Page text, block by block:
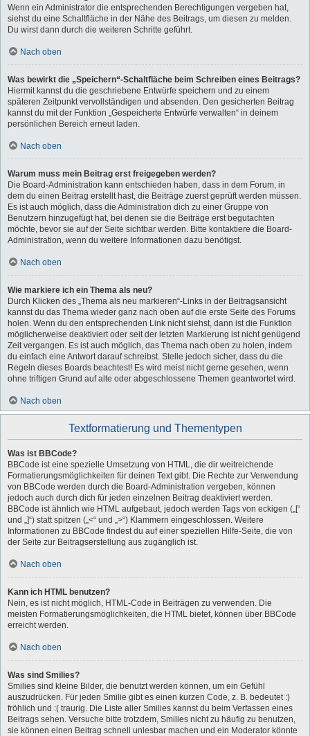
Wenn ein Administrator die entsprechenden Berechtigungen vergeben hat,
siehst du eine Schaltfläche in der Nähe des Beitrags, um diesen zu melden.
Du wirst dann durch die weiteren Schritte geführt.
Nach oben
Was bewirkt die „Speichern“-Schaltfläche beim Schreiben eines Beitrags?
Hiermit kannst du die geschriebene Entwürfe speichern und zu einem
späteren Zeitpunkt vervollständigen und absenden. Den gesicherten Beitrag
kannst du mit der Funktion „Gespeicherte Entwürfe verwalten“ in deinem
persönlichen Bereich erneut laden.
Nach oben
Warum muss mein Beitrag erst freigegeben werden?
Die Board-Administration kann entschieden haben, dass in dem Forum, in
dem du einen Beitrag erstellt hast, die Beiträge zuerst geprüft werden müssen.
Es ist auch möglich, dass die Administration dich zu einer Gruppe von
Benutzern hinzugefügt hat, bei denen sie die Beiträge erst begutachten
möchte, bevor sie auf der Seite sichtbar werden. Bitte kontaktiere die Board-
Administration, wenn du weitere Informationen dazu benötigst.
Nach oben
Wie markiere ich ein Thema als neu?
Durch Klicken des „Thema als neu markieren“-Links in der Beitragsansicht
kannst du das Thema wieder ganz nach oben auf die erste Seite des Forums
holen. Wenn du den entsprechenden Link nicht siehst, dann ist die Funktion
möglicherweise deaktiviert oder seit der letzten Markierung ist nicht genügend
Zeit vergangen. Es ist auch möglich, das Thema nach oben zu holen, indem
du einfach eine Antwort darauf schreibst. Stelle jedoch sicher, dass du die
Regeln dieses Boards beachtest! Es wird meist nicht gerne gesehen, wenn
ohne triftigen Grund auf alte oder abgeschlossene Themen geantwortet wird.
Nach oben
Textformatierung und Thementypen
Was ist BBCode?
BBCode ist eine spezielle Umsetzung von HTML, die dir weitreichende
Formatierungsmöglichkeiten für deinen Text gibt. Die Rechte zur Verwendung
von BBCode werden durch die Board-Administration vergeben, können
jedoch auch durch dich für jeden einzelnen Beitrag deaktiviert werden.
BBCode ist ähnlich wie HTML aufgebaut, jedoch werden Tags von eckigen („[“
und „]“) statt spitzen („<“ und „>“) Klammern eingeschlossen. Weitere
Informationen zu BBCode findest du auf einer speziellen Hilfe-Seite, die von
der Seite zur Beitragserstellung aus zugänglich ist.
Nach oben
Kann ich HTML benutzen?
Nein, es ist nicht möglich, HTML-Code in Beiträgen zu verwenden. Die
meisten Formatierungsmöglichkeiten, die HTML bietet, können über BBCode
erreicht werden.
Nach oben
Was sind Smilies?
Smilies sind kleine Bilder, die benutzt werden können, um ein Gefühl
auszudrücken. Für jeden Smilie gibt es einen kurzen Code, z. B. bedeutet :)
fröhlich und :( traurig. Die Liste aller Smilies kannst du beim Verfassen eines
Beitrags sehen. Versuche bitte trotzdem, Smilies nicht zu häufig zu benutzen,
sie können einen Beitrag schnell unlesbar machen und ein Moderator könnte